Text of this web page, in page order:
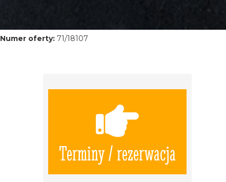
Numer oferty: 71/18107
Terminy / rezerwacja